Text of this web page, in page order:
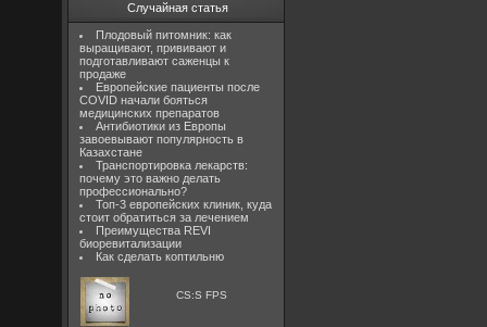
Случайная статья
Плодовый питомник: как
выращивают, прививают и
подготавливают саженцы к
продаже
Европейские пациенты после
COVID начали бояться
медицинских препаратов
Антибиотики из Европы
завоевывают популярность в
Казахстане
Транспортировка лекарств:
почему это важно делать
профессионально?
Топ-3 европейских клиник, куда
стоит обратиться за лечением
Преимущества REVI
биоревитализации
Как сделать коптильню
CS:S FPS